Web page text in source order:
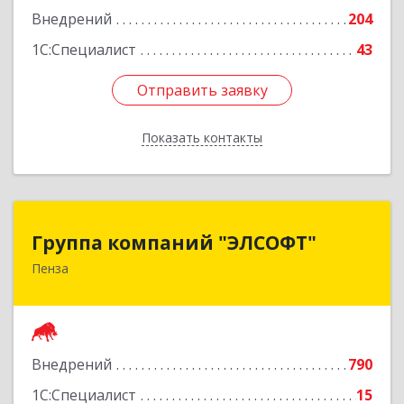
Внедрений
204
1С:Специалист
43
Отправить заявку
Показать контакты
Подробнее
Отправить заявку
Назад
Группа компаний "ЭЛСОФТ"
Пенза
Внедрений
790
1С:Специалист
15
Группа компаний "ЭЛСОФТ"
440020, Пензенская обл, Пенза г, Суворова ул,